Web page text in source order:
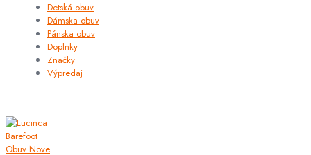
Detská obuv
Dámska obuv
Pánska obuv
Doplnky
Značky
Výpredaj